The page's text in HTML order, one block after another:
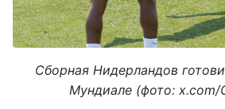
Сборная Нидерландов
Мундиале (фото: x.com/